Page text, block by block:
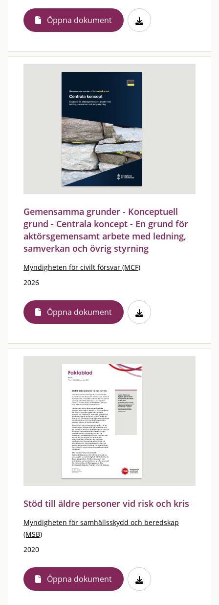
Öppna dokument
Gemensamma grunder - Konceptuell
grund - Centrala koncept - En grund för
aktörsgemensamt arbete med ledning,
samverkan och övrig styrning
Myndigheten för civilt försvar (MCF)
2026
Öppna dokument
Stöd till äldre personer vid risk och kris
Myndigheten för samhällsskydd och beredskap
(MSB)
2020
Öppna dokument